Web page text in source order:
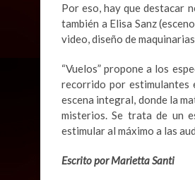
Por eso, hay que destacar
también a Elisa Sanz
video, diseño de
“Vuelos” propone a los
recorrido por estimulantes
escena integral, donde la
misterios. Se trata de un
estimular al máximo a las
Escrito por Marietta Santi